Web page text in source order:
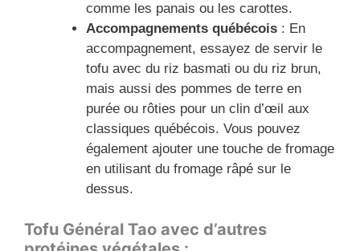
comme les panais ou les carottes.
Accompagnements québécois: En
accompagnement, essayez de servir le
tofu avec du riz basmati ou du riz brun,
mais aussi des pommes de terre en
purée ou rôties pour un clin d’œil aux
classiques québécois. Vous pouvez
également ajouter une touche de fromage
en utilisant du fromage râpé sur le
dessus.
Tofu Général Tao avec d’autres